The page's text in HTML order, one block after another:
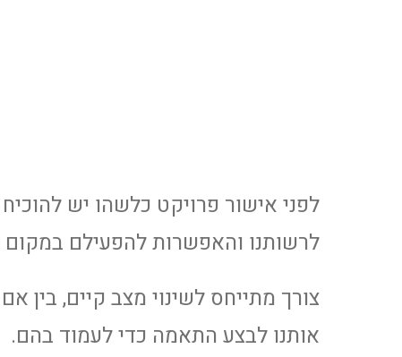
לפני אישור פרויקט כלשהו יש
לרשותנו והאפשרות להפעילם במקום
צורך מתייחס לשינוי מצב קיים, בין
אותנו לבצע התאמה כדי לעמוד בהם.